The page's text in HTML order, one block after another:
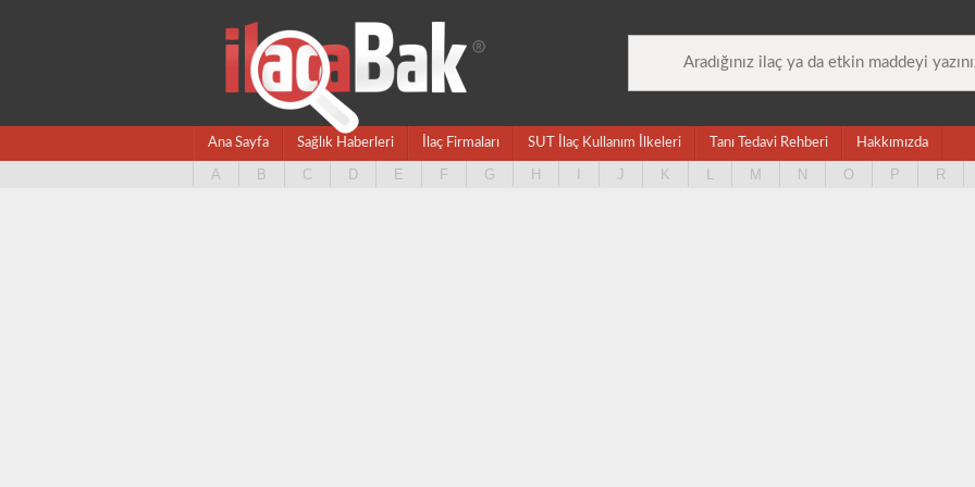
Ana Sayfa Sağlık Haberleri İlaç Firmaları SUT İlaç Kullanım İlkeleri Tanı Tedavi Rehberi Hakkımızda
A B C D E F G H J K L M N O P R